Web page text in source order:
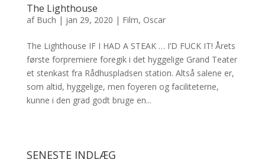
The Lighthouse
af Buch | jan 29, 2020 | Film, Oscar
The Lighthouse IF I HAD A STEAK … I’D FUCK IT! Årets
første forpremiere foregik i det hyggelige Grand Teater
et stenkast fra Rådhuspladsen station. Altså salene er,
som altid, hyggelige, men foyeren og faciliteterne,
kunne i den grad godt bruge en...
SENESTE INDLÆG